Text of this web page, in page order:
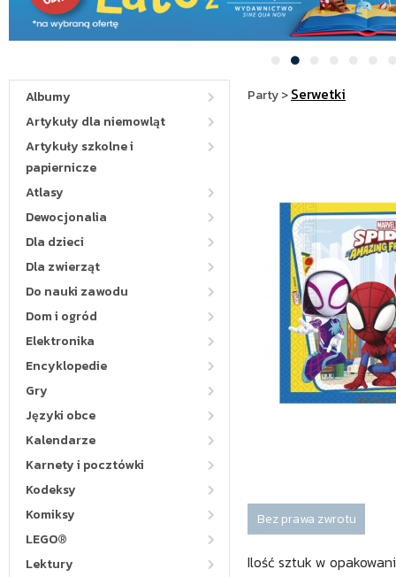
Albumy
Artykuły dla niemowląt
Artykuły szkolne i
papiernicze
Atlasy
Dewocjonalia
Dla dzieci
Dla zwierząt
Do nauki zawodu
Dom i ogród
Elektronika
Encyklopedie
Gry
Języki obce
Kalendarze
Karnety i pocztówki
Kodeksy
Komiksy
LEGO®
Lektury
Party>Serwetki
Bez prawa zwrotu
Ilość sztuk w